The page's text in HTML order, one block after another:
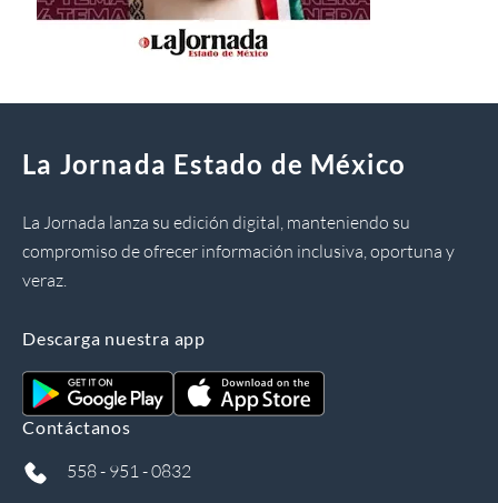
La Jornada Estado de México
La Jornada lanza su edición digital, manteniendo su
compromiso de ofrecer información inclusiva, oportuna y
veraz.
Descarga nuestra app
Contáctanos
558 - 951 - 0832